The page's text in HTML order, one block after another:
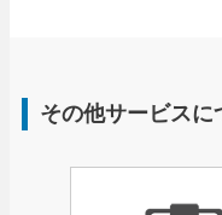
その他サービスに